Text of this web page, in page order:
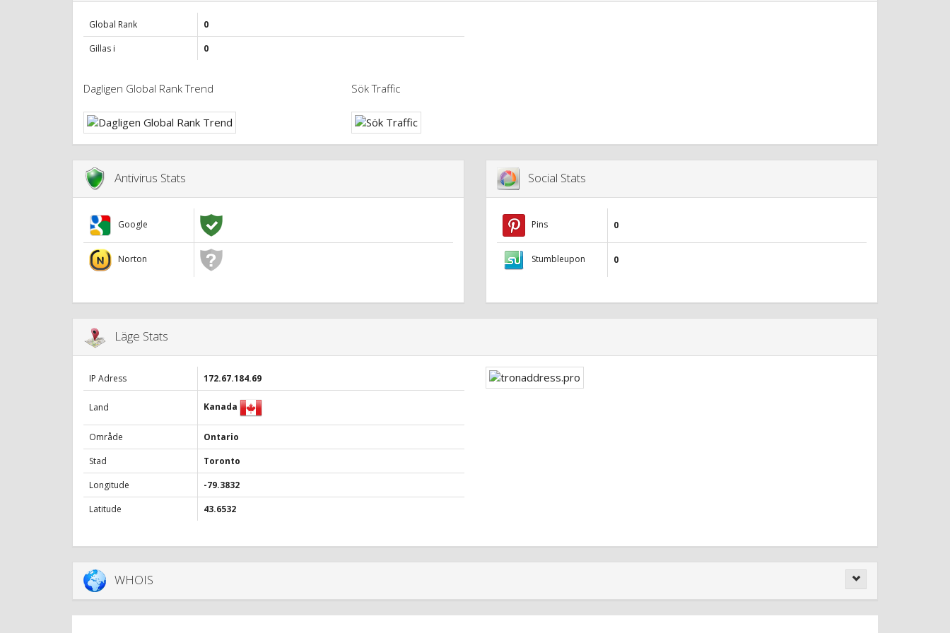
Global Rank
0
Gillas i
0
Dagligen Global Rank Trend Sök Traffic
Antivirus Stats
Google
Norton
Social Stats
Pins 0
Stumbleupon 0
Läge Stats
IP Adress 172.67.184.69
Land Kanada
Område
Ontario
Stad
Toronto
Longitude
-79.3832
Latitude
43.6532
WHOIS